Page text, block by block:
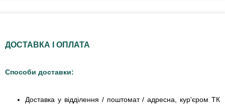
ДОСТАВКА І ОПЛАТА
Способи доставки:
Доставка у відділення / поштомат / адресна, кур'єром ТК